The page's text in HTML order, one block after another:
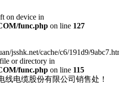
on device in
func.php on line 127
jsshk.net/cache/c6/191d9/
or directory in
func.php on line 115
电缆股份有限公司销售处！